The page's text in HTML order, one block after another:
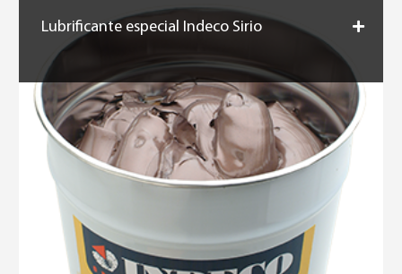
Lubrificante especial Indeco Sirio